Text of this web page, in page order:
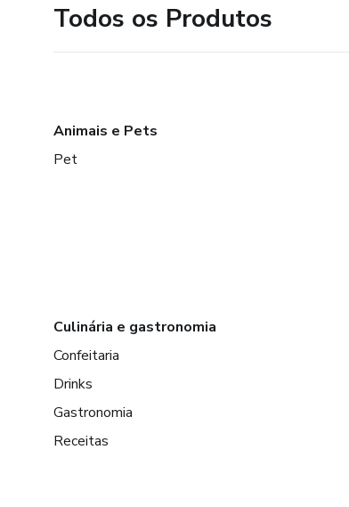
Todos os Produtos
Animais e Pets
Pet
Culinária e gastronomia
Confeitaria
Drinks
Gastronomia
Receitas